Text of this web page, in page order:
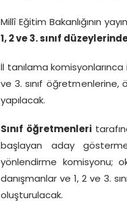
Millî Eğitim Bakanlığının
1, 2 ve 3. sınıf
İl tanılama
ve 3. sınıf öğretmenlerine,
yapılacak.
Sınıf öğretmenleri
başlayan aday
yönlendirme komisyonu;
danışmanlar ve 1, 2 ve 3.
oluşturulacak.